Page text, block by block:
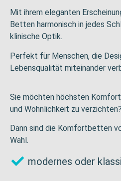
Mit ihrem eleganten
Betten harmonisch in jedes
klinische Optik.
Perfekt für Menschen, die
Lebensqualität miteinander
Sie möchten höchsten
und Wohnlichkeit zu verzichten?
Dann sind die Komfortbetten
Wahl.
modernes oder